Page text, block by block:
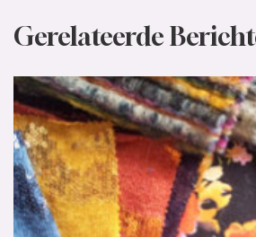
Gerelateerde